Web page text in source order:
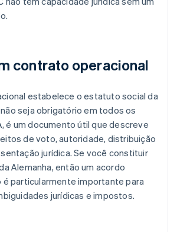
contrato operacional
estabelece o estatuto social da
não seja obrigatório em todos os
é um documento útil que descreve
de voto, autoridade, distribuição
jurídica. Se você constituir
Alemanha, então um acordo
é particularmente importante para
jurídicas e impostos.